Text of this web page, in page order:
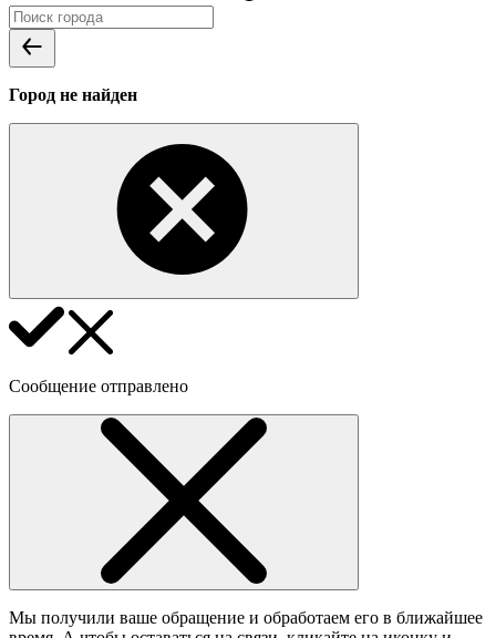
Город не найден
Сообщение отправлено
Мы получили ваше обращение и обработаем его в ближайшее